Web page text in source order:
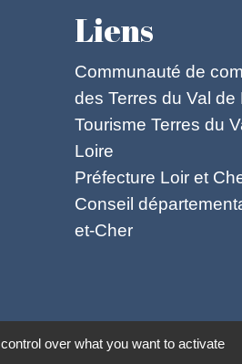
Liens
Communauté de
des Terres du Val de
Tourisme Terres du
Loire
Préfecture Loir et
Conseil
et-Cher
- Accessibilité - Plan
over what you want to activate